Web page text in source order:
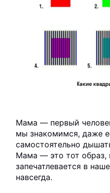
Мама — первый
мы знакомимся, даже
самостоятельно
Мама — это тот образ,
запечатлевается в
навсегда.